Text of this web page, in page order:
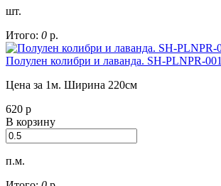
шт.
Итого: 0 р.
Полулен колибри и лаванда. SH-PLNPR-001
Цена за 1м. Ширина 220см
620 р
В корзину
п.м.